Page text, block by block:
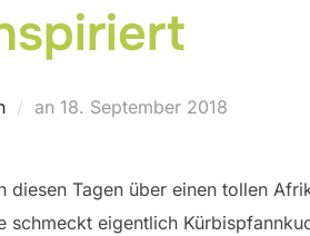
an Veröffentlicht
18. September 2018
diesen Tagen über einen tollen
schmeckt eigentlich